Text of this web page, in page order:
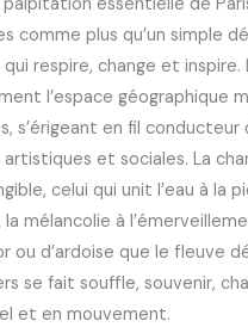
comme plus qu’un simple
qui respire, change et
l’espace géographique
s’érigeant en fil conducteur
artistiques et sociales. La
celui qui unit l’eau à la
mélancolie à
ou d’ardoise que le fleuve
se fait souffle, souvenir,
et en mouvement.